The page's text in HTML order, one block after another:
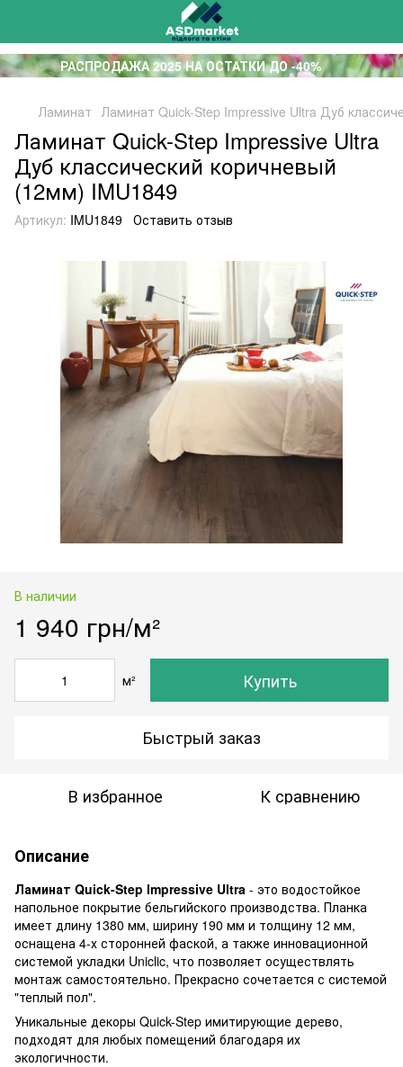
РАСПРОДАЖА 2025 НА ОСТАТКИ ДО -40%
Ламинат Ламинат Quick-Step Impressive Ultra Дуб
Ламинат Quick-Step Impressive Ultra
Дуб классический коричневый
(12мм) IMU1849
Артикул: IMU1849 Оставить отзыв
В наличии
1 940 грн/м²
м² Купить
Быстрый заказ
В избранное К сравнению
Описание
Ламинат Quick-Step Impressive Ultra - это водостойкое
напольное покрытие бельгийского производства. Планка
имеет длину 1380 мм, ширину 190 мм и толщину 12 мм,
оснащена 4-х сторонней фаской, а также инновационной
системой укладки Uniclic, что позволяет осуществлять
монтаж самостоятельно. Прекрасно сочетается с системой
"теплый пол".
Уникальные декоры Quick-Step имитирующие дерево,
подходят для любых помещений благодаря их
экологичности.